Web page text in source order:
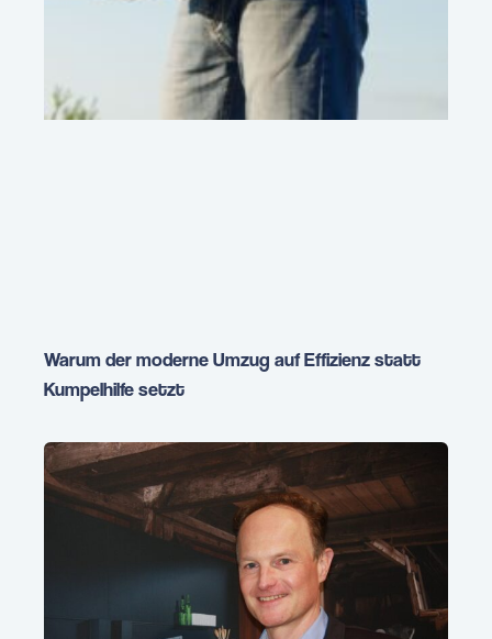
Warum der moderne Umzug auf Effizienz statt
Kumpelhilfe setzt